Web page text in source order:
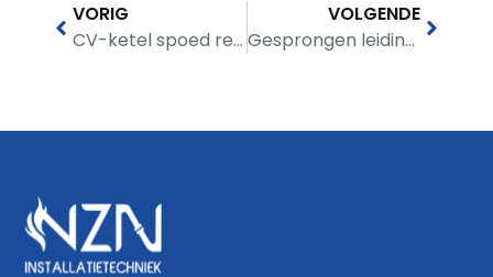
VORIG
CV-ketel spoed reparatie
VOLGENDE
Gesprongen leiding Den Haag